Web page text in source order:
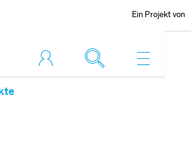
Ein Projekt von